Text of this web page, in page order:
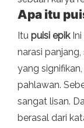
Apa itu
Itu puisi epikIni
narasi
yang
pahlawan.
sangat lisan.
berasal dari